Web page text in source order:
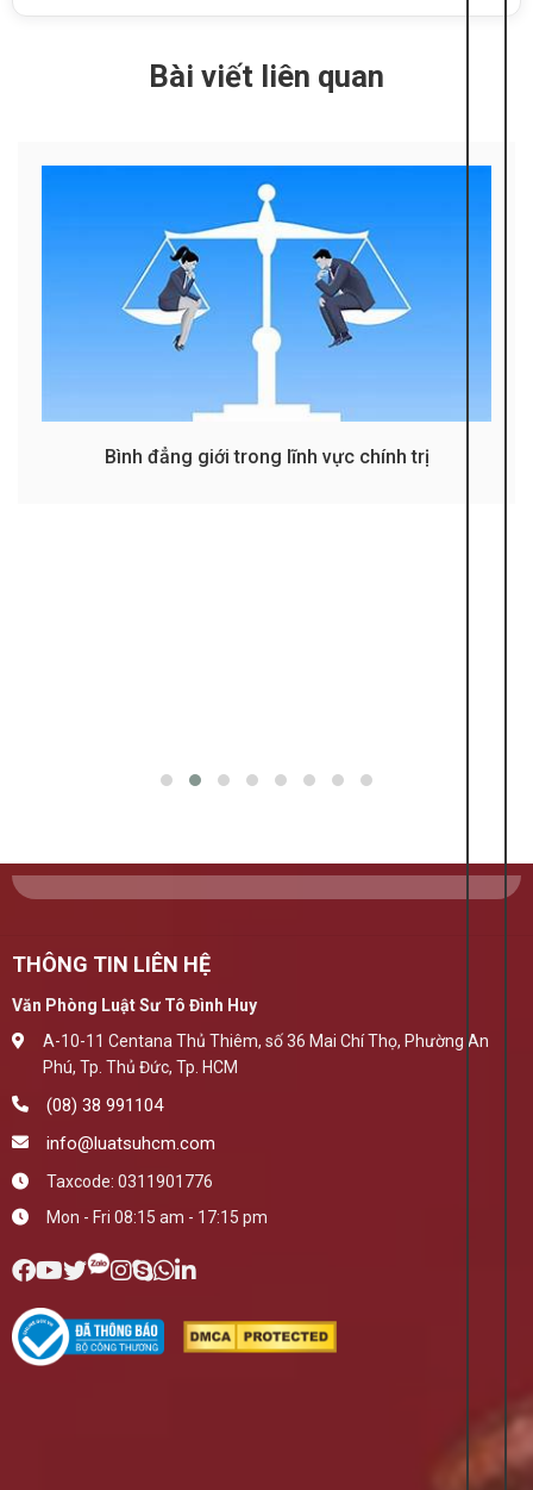
Bài viết liên quan
Bình đẳng giới trong lĩnh vực chính trị
THÔNG TIN LIÊN HỆ
Văn Phòng Luật Sư Tô Đình Huy
A-10-11 Centana Thủ Thiêm, số 36 Mai Chí Thọ, Phường An
Phú, Tp. Thủ Đức, Tp. HCM
(08) 38 991104
info@luatsuhcm.com
Taxcode: 0311901776
Mon - Fri 08:15 am - 17:15 pm